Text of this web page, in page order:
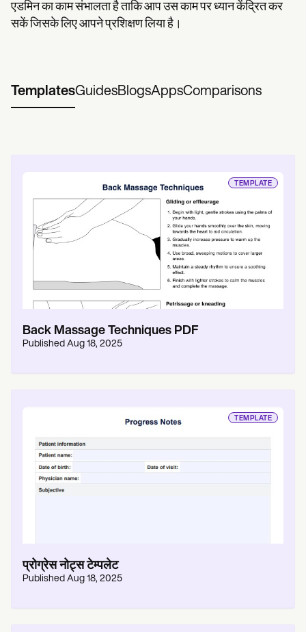
एडमिन का काम संभालता है ताकि आप उस काम पर ध्यान केंद्रित कर
सकें जिसके लिए आपने प्रशिक्षण लिया है।
TemplatesGuidesBlogsAppsComparisons
TEMPLATE
Back Massage Techniques PDF
Published Aug 18, 2025
TEMPLATE
प्रोग्रेस नोट्स टेम्पलेट
Published Aug 18, 2025